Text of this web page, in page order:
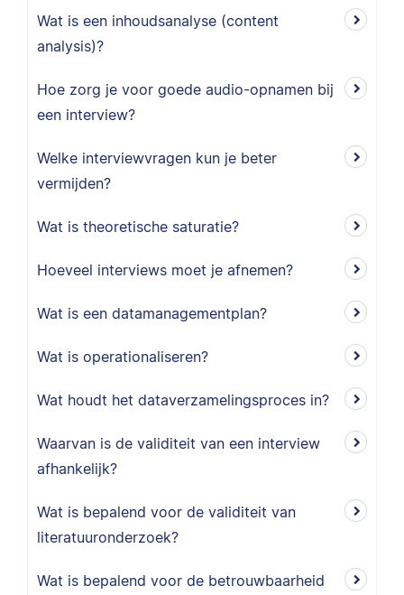
Wat is een inhoudsanalyse (content
analysis)?
Hoe zorg je voor goede audio-opnamen bij
een interview?
Welke interviewvragen kun je beter
vermijden?
Wat is theoretische saturatie?
Hoeveel interviews moet je afnemen?
Wat is een datamanagementplan?
Wat is operationaliseren?
Wat houdt het dataverzamelingsproces in?
Waarvan is de validiteit van een interview
afhankelijk?
Wat is bepalend voor de validiteit van
literatuuronderzoek?
Wat is bepalend voor de betrouwbaarheid